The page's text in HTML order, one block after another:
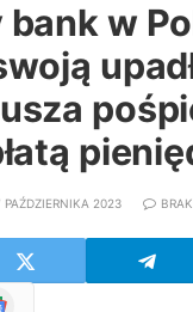
bank w
PAŹDZIERNIKA 2023